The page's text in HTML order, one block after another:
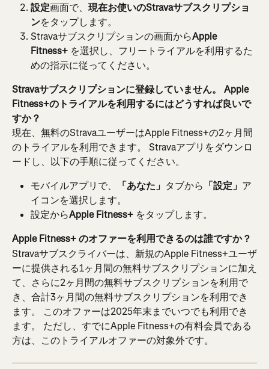
設定画面で、 現在お使いのStravaサブスクリプショ
ンをタップします。
Stravaサブスクリプションの画面からApple
Fitness+ を選択し、フリートライアルを利用するた
めの指示に従ってください。
Stravaサブスクリプションに登録していません。 Apple
Fitness+のトライアルを利用するにはどうすれば良いで
すか？
現在、無料のStravaユーザーはApple Fitness+の2ヶ月間
のトライアルを利用できます。 Stravaアプリをダウンロ
ードし、以下の手順に従ってください。
モバイルアプリで、
「あなた」 タブから 「設定」 ア
イコンを選択します。
設定からApple Fitness+ をタップします。
Apple Fitness+ のオファーを利用できるのは誰ですか？
Stravaサブスクライバーは、新規のApple Fitness+ユーザ
ーに提供される1ヶ月間の無料サブスクリプションに加え
て、さらに2ヶ月間の無料サブスクリプションを利用で
き、合計3ヶ月間の無料サブスクリプションを利用でき
ます。 このオファーは2025年末までいつでも利用でき
ます。 ただし、すでにApple Fitness+の有料会員である
方は、このトライアルオファーの対象外です。